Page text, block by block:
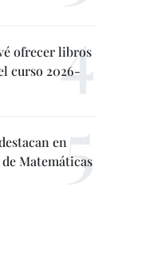
ofrecer libros
curso 2026-
en
Matemáticas